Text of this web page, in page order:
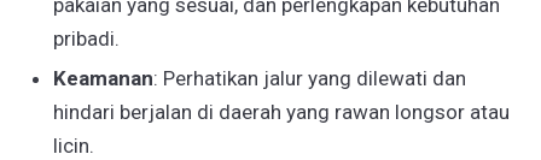
pakaian yang sesuai, dan perlengkapan kebutuhan
pribadi.
Keamanan: Perhatikan jalur yang dilewati dan
hindari berjalan di daerah yang rawan longsor atau
licin.